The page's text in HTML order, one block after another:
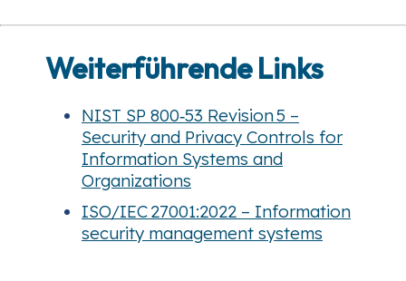
Weiterführende Links
NIST SP 800‑53 Revision 5 –
Security and Privacy Controls for
Information Systems and
Organizations
ISO/IEC 27001:2022 – Information
security management systems